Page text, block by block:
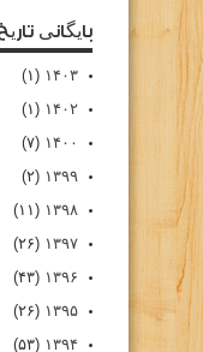
بایگانی
۱۴۰۳ (۱)
۱۴۰۲ (۱)
۱۴۰۰ (۷)
۱۳۹۹ (۲)
۱۳۹۸ (۱۱)
۱۳۹۷ (۲۶)
۱۳۹۶ (۴۳)
۱۳۹۵ (۲۶)
۱۳۹۴ (۵۳)